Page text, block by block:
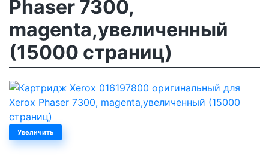
Phaser 7300,
magenta,увеличенный
(15000 страниц)
Увеличить